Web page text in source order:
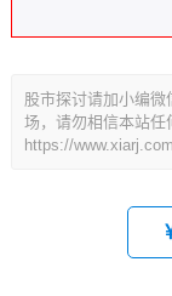
股市探讨请加小编
场，请勿相信本站任
https://